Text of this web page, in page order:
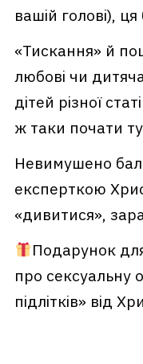
вашій голові),
«Тискання» й
любові чи
дітей різної
ж таки почати
Невимушено
експерткою
«дивитися»,
Подарунок
про сексуальну
підлітків» від